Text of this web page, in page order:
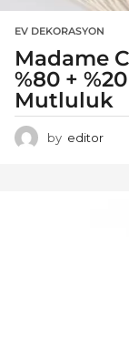
EV DEKORASYON
Madame
%80 +
Mutluluk
by editor